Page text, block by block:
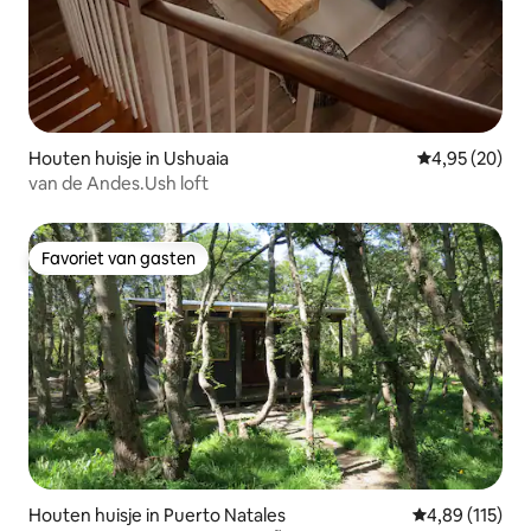
Houten huisje in Ushuaia Gemiddelde
4,95 (20)
van de Andes.Ush loft
Favoriet van gasten
Favoriet van gasten
Houten huisje in Puerto Natales Gemiddelde
4,89 (115)